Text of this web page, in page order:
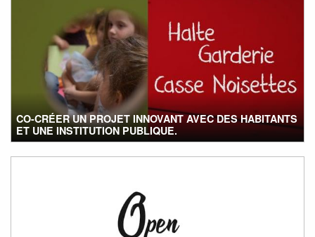
CO-CRÉER UN PROJET INNOVANT AVEC DES HABITANTS
ET UNE INSTITUTION PUBLIQUE.